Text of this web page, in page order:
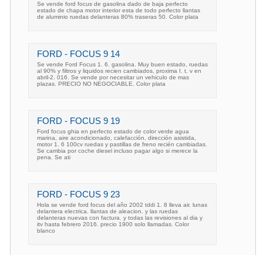
Se vende ford focus de gasolina dado de baja perfecto
estado de chapa motor interior esta de todo perfecto llantas
de aluminio ruedas delanteras 80% traseras 50. Color plata
FORD - FOCUS 9 14
Se vende Ford Focus 1. 6. gasolina. Muy buen estado, ruedas
al 90% y filtros y liquidos recien cambiados, proxima I. t. v en
abril-2. 016. Se vende por necesitar un vehiculo de mas
plazas. PRECIO NO NEGOCIABLE. Color plata
FORD - FOCUS 9 19
Ford focus ghia en perfecto estado de color verde agua
marina, aire acondicionado, calefacción, dirección asistida,
motor 1. 6 100cv ruedas y pastillas de freno recién cambiadas.
Se cambia por coche diesel incluso pagar algo si merece la
pena. Se ati
FORD - FOCUS 9 23
Hola se vende ford focus del año 2002 tddi 1. 8 lleva air. lunas
delantera electrica. llantas de aleacion. y las ruedas
delanteras nuevas con factura. y todas las revisiones al dia y
itv hasta febrero 2016. precio 1900 solo llamadas. Color
blanco